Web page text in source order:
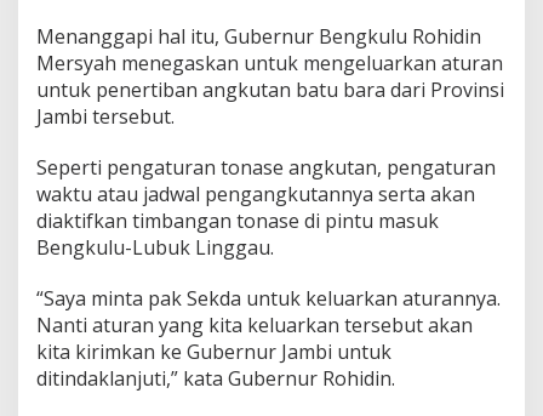
Menanggapi hal itu, Gubernur Bengkulu Rohidin
Mersyah menegaskan untuk mengeluarkan aturan
untuk penertiban angkutan batu bara dari Provinsi
Jambi tersebut.
Seperti pengaturan tonase angkutan, pengaturan
waktu atau jadwal pengangkutannya serta akan
diaktifkan timbangan tonase di pintu masuk
Bengkulu-Lubuk Linggau.
“Saya minta pak Sekda untuk keluarkan aturannya.
Nanti aturan yang kita keluarkan tersebut akan
kita kirimkan ke Gubernur Jambi untuk
ditindaklanjuti,” kata Gubernur Rohidin.